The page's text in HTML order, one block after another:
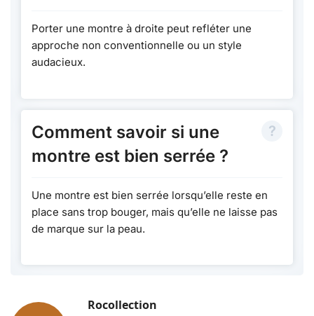
Porter une montre à droite peut refléter une
approche non conventionnelle ou un style
audacieux.
Comment savoir si une
montre est bien serrée ?
Une montre est bien serrée lorsqu’elle reste en
place sans trop bouger, mais qu’elle ne laisse pas
de marque sur la peau.
Rocollection